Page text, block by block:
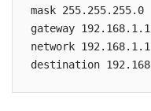
mask 255.255.255.0
gateway 192.168.1.1
network 192.168.1.1